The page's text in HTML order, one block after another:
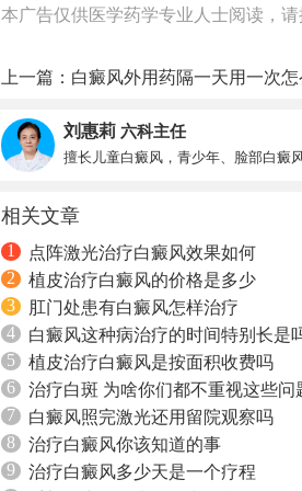
本广告仅供医学药学专业人士阅读，
上一篇： 白癜风外用药隔一天用一次
刘惠莉 六科主任
擅长儿童白癜风，青少年、脸部白癜
相关文章
1
点阵激光治疗白癜风效果如何
2
植皮治疗白癜风的价格是多少
3
肛门处患有白癜风怎样治疗
4
白癜风这种病治疗的时间特别长是
5
植皮治疗白癜风是按面积收费吗
6
治疗白斑 为啥你们都不重视这些问
7
白癜风照完激光还用留院观察吗
8
治疗白癜风你该知道的事
9
治疗白癜风多少天是一个疗程